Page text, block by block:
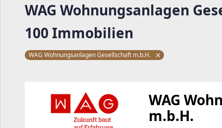
WAG Wohnungsanlagen
100 Immobilien
WAG Wohnungsanlagen Gesellschaft m.b.H.
WAG
m.b.H.